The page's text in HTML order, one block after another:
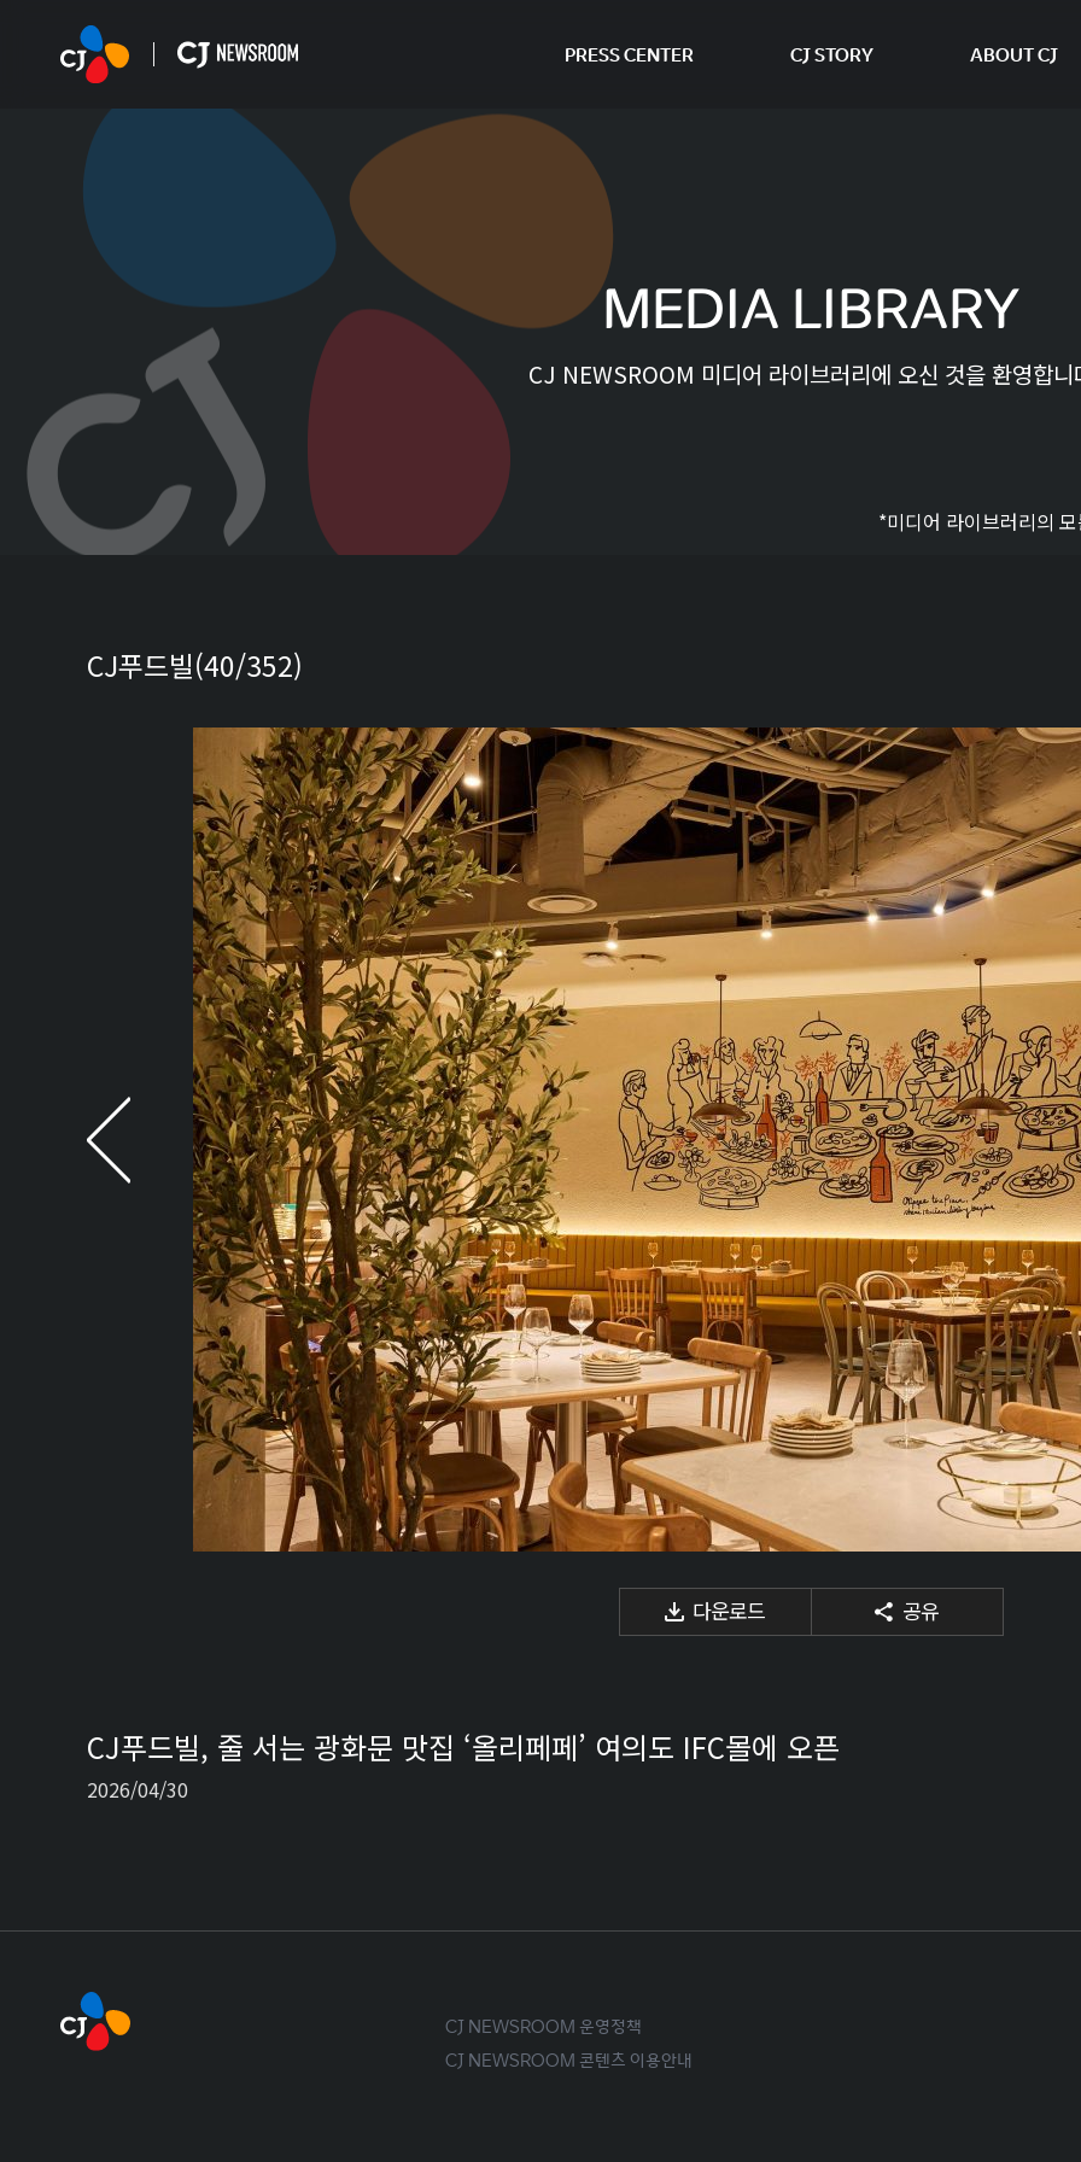
PRESS CENTER CJ STORY ABOUT CJ
MEDIA LIBRARY
CJ NEWSROOM 미디어 라이브러리에 오신 것을 환영합니
*미디어 라이브러리의
CJ푸드빌(40/352)
다운로드 공유
CJ푸드빌, 줄 서는 광화문 맛집 ‘올리페페’ 여의도 IFC몰에 오픈
2026/04/30
CJ NEWSROOM 운영정책
CJ NEWSROOM 콘텐츠 이용안내